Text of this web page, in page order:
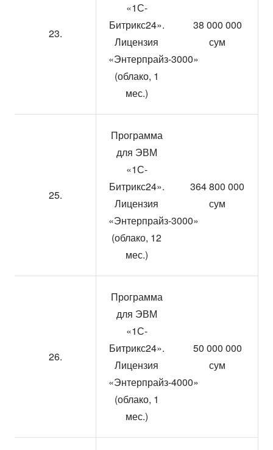
23.
«1С-
Битрикс24».
Лицензия
«Энтерпрайз-3000»
(облако, 1
мес.)
38 000 000
сум
25.
Программа
для ЭВМ
«1С-
Битрикс24».
Лицензия
«Энтерпрайз-3000»
(облако, 12
мес.)
364 800 000
сум
26.
Программа
для ЭВМ
«1С-
Битрикс24».
Лицензия
«Энтерпрайз-4000»
(облако, 1
мес.)
50 000 000
сум